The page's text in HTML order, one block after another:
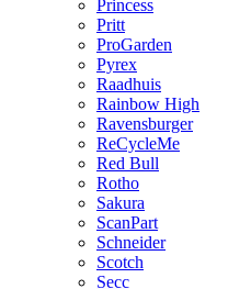
Princess
Pritt
ProGarden
Pyrex
Raadhuis
Rainbow High
Ravensburger
ReCycleMe
Red Bull
Rotho
Sakura
ScanPart
Schneider
Scotch
Secc